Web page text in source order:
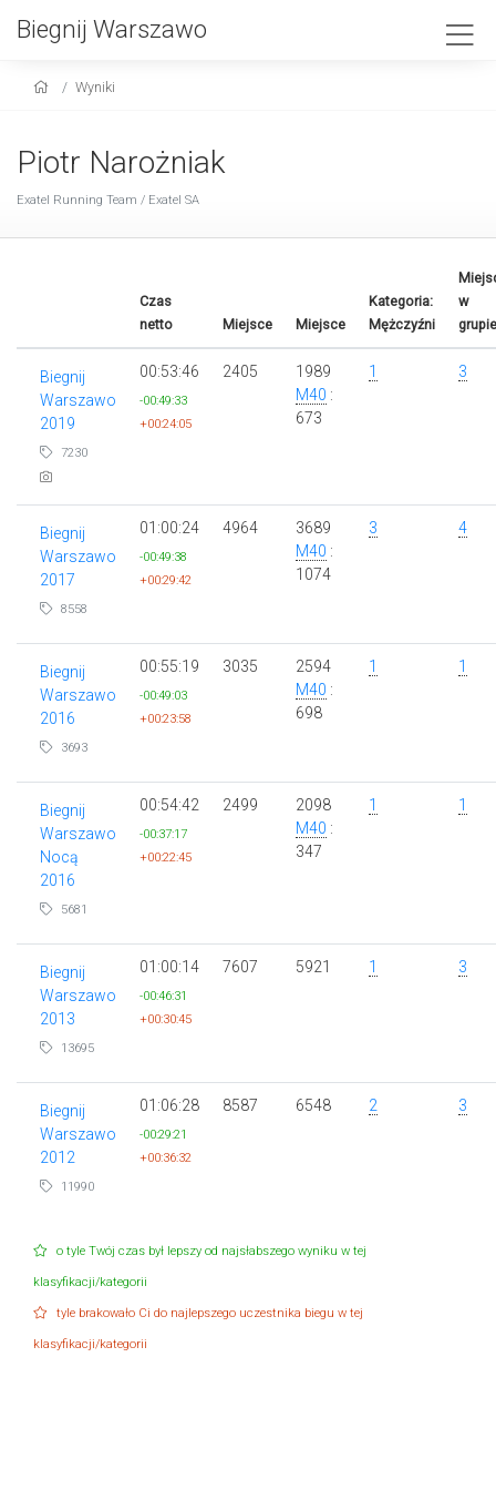
Biegnij Warszawo
Wyniki
Piotr Narożniak
Exatel Running Team / Exatel SA
Czas
netto
Miejsce Miejsce
Kategoria:
Mężczyźni
w
grupie
Biegnij
Warszawo
2019
7230
00:53:46
-00:49:33
+00:24:05
2405
1989
M40 :
673
1 3
Biegnij
Warszawo
2017
8558
01:00:24
-00:49:38
+00:29:42
4964
3689
M40 :
1074
3 4
Biegnij
Warszawo
2016
3693
00:55:19
-00:49:03
+00:23:58
3035
2594
M40 :
698
1 1
Biegnij
Warszawo
Nocą
2016
5681
00:54:42
-00:37:17
+00:22:45
2499
2098
M40 :
347
1 1
Biegnij
Warszawo
2013
13695
01:00:14
-00:46:31
+00:30:45
7607 5921 1 3
Biegnij
Warszawo
2012
11990
01:06:28
-00:29:21
+00:36:32
8587 6548 2 3
o tyle Twój czas był lepszy od najsłabszego wyniku w tej
klasyfikacji/kategorii
tyle brakowało Ci do najlepszego uczestnika biegu w tej
klasyfikacji/kategorii